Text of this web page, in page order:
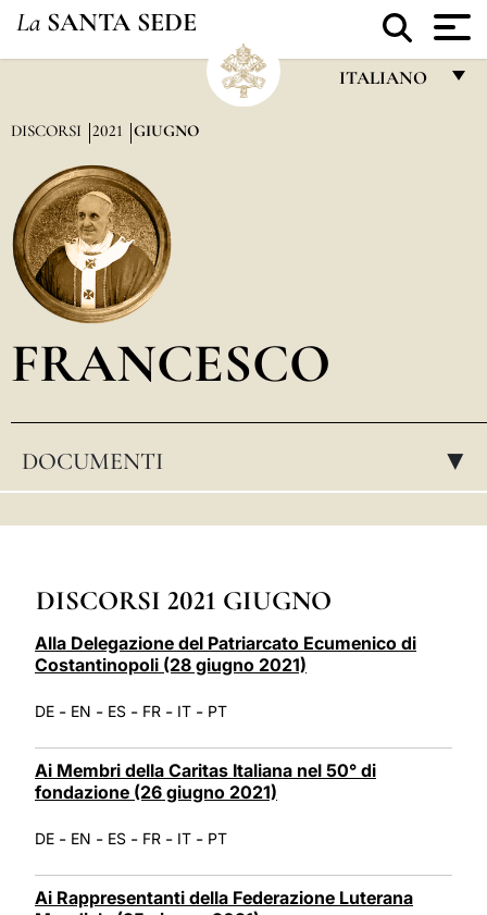
La SANTA SEDE
ITALIANO
العربيّة
DISCORSI 2021 GIUGNO
FRANCESCO
DOCUMENTI ▸
DISCORSI 2021 GIUGNO
Alla Delegazione del Patriarcato Ecumenico di
Costantinopoli (28 giugno 2021)
DE - EN - ES - FR - IT - PT
Ai Membri della Caritas Italiana nel 50° di
fondazione (26 giugno 2021)
DE - EN - ES - FR - IT - PT
Ai Rappresentanti della Federazione Luterana